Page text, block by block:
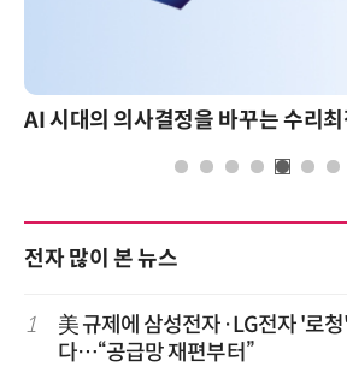
전자 많이 본 뉴스
1
美 규제에 삼성전자·LG전자 '로
다…“공급망 재편부터”